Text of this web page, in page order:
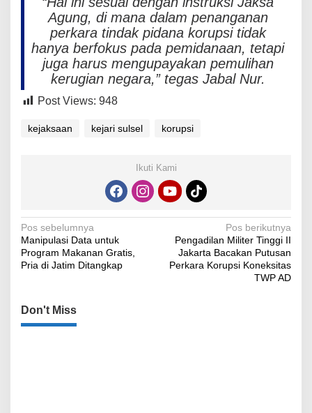
Agung, di mana dalam penanganan
perkara tindak pidana korupsi tidak
hanya berfokus pada pemidanaan, tetapi
juga harus mengupayakan pemulihan
kerugian negara,” tegas Jabal Nur.
Post Views: 948
kejaksaan kejari sulsel korupsi
Ikuti Kami
Navigasi
pos
Pos sebelumnya
Manipulasi Data untuk
Program Makanan Gratis,
Pria di Jatim Ditangkap
Pos berikutnya
Pengadilan Militer Tinggi II
Jakarta Bacakan Putusan
Perkara Korupsi Koneksitas
TWP AD
Don't Miss